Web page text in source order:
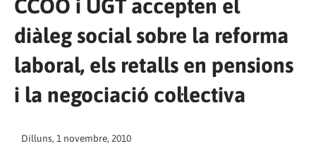
CCOO i UGT accepten el
diàleg social sobre la reforma
laboral, els retalls en pensions
i la negociació col·lectiva
Dilluns, 1 novembre, 2010